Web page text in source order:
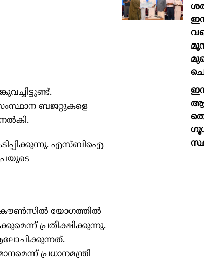
സംസ്ഥാന ബജറ്റുകളെ
നല്‍കി.
എസ്ബിഐ
കൗണ്‍സില്‍ യോഗത്തില്‍
പ്രതീക്ഷിക്കുന്നു.
പ്രധാനമന്ത്രി